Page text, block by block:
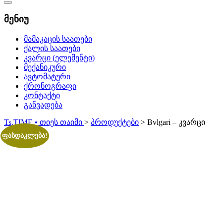
Catalog
Menu
მენიუ
მამაკაცის საათები
ქალის საათები
კვარცი (ელემენტი)
მექანიკური
ავტომატური
ქრონოგრაფი
კონტაქტი
განვადება
Ts.TIME • თიეს თაიმი > პროდუქტები > Bvlgari – კვარცი
ფასდაკლება!